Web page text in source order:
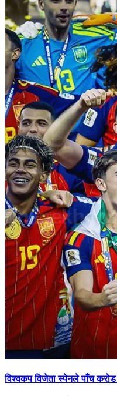
विश्वकप विजेता स्पेनले पाँच